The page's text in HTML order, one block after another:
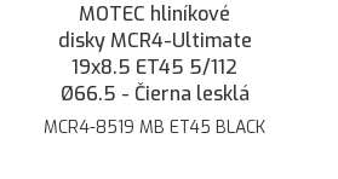
MOTEC hliníkové
disky MCR4-Ultimate
19x8.5 ET45 5/112
Ø66.5 - Čierna lesklá
MCR4-8519 MB ET45 BLACK